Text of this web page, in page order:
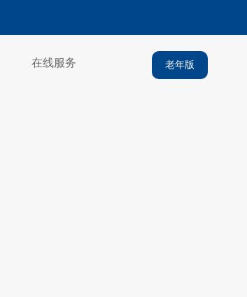
在线服务 老年版